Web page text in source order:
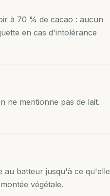
à 70 % de cacao : aucun
en cas d'intolérance
ne mentionne pas de lait.
au batteur jusqu'à ce qu'elle
végétale.